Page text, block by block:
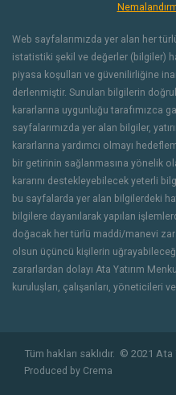
Web sayfalarımızda yer alan her
istatistiki şekil ve değerler (bilgiler)
piyasa koşulları ve güvenilirliğine
derlenmiştir. Sunulan bilgilerin
kararlarına uygunluğu tarafımızca
sayfalarımızda yer alan bilgiler,
kararlarına yardımcı olmayı
bir getirinin sağlanmasına yönelik
kararını destekleyebilecek yeterli
bu sayfalarda yer alan bilgilerdeki
bilgilere dayanılarak yapılan
doğacak her türlü maddi/manevi
olsun üçüncü kişilerin
zararlardan dolayı Ata Yatırım
kuruluşları, çalışanları, yöneticileri
Tüm hakları saklıdır. © 2021 Ata
Produced by Crema